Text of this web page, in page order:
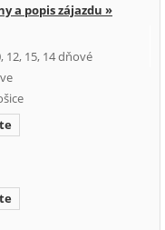
a popis zájazdu »
12, 15, 14 dňové